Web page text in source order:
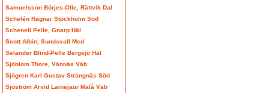
Samuelsson Börjes-Olle, Rättvik Dal
Schelén Ragnar Stockholm Söd
Schenell Pelle, Gnarp Häl
Scott Albin, Sundsvall Med
Selander Blind-Pelle Bergsjö Häl
Sjöblom Thore, Vännäs Väb
Sjögren Karl Gustav Strängnäs Söd
Sjöström Arvid Lainejaur Malå Väb